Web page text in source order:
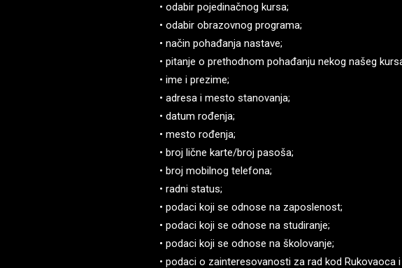
• odabir pojedinačnog kursa;
• odabir obrazovnog programa;
• način pohađanja nastave;
• pitanje o prethodnom pohađanju nekog našeg
• ime i prezime;
• adresa i mesto stanovanja;
• datum rođenja;
• mesto rođenja;
• broj lične karte/broj pasoša;
• broj mobilnog telefona;
• radni status;
• podaci koji se odnose na zaposlenost;
• podaci koji se odnose na studiranje;
• podaci koji se odnose na školovanje;
• podaci o zainteresovanosti za rad kod Rukovaoca